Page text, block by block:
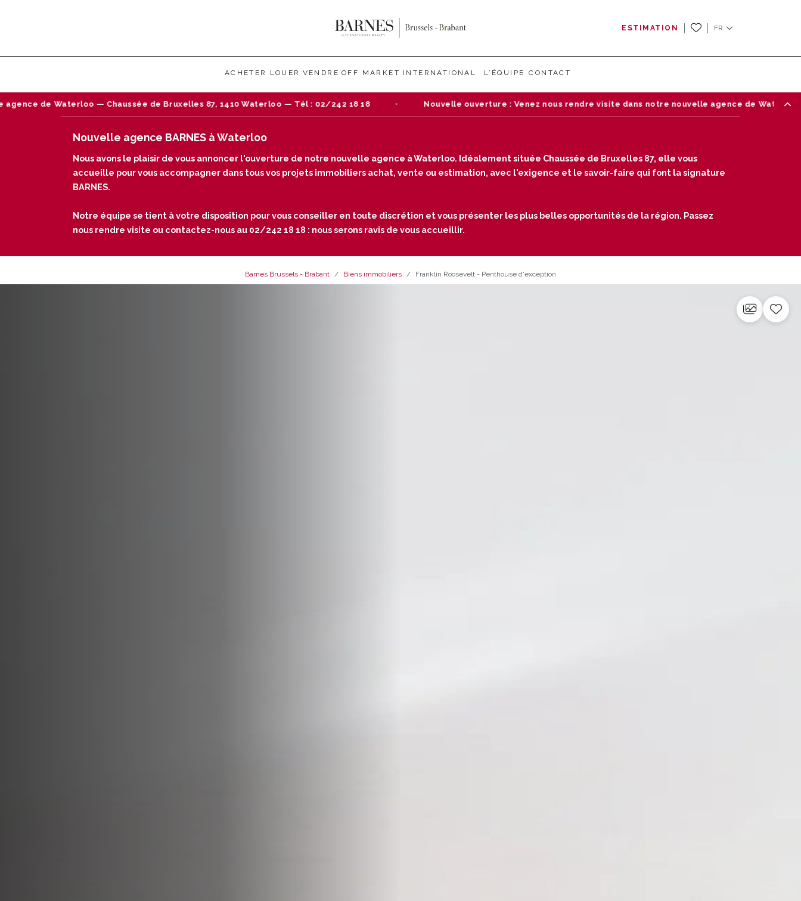
ESTIMATION FR
ACHETER LOUER VENDRE OFF MARKET INTERNATIONAL L’ÉQUIPE CONTACT
de Bruxelles 87, 1410 Waterloo — Tél : 02/242 18 18 Nouvelle ouverture : Venez nous rendre visite dans notre nouvelle agence de Waterloo — Chaussée de Bruxelles
Nouvelle agence BARNES à Waterloo
Nous avons le plaisir de vous annoncer l'ouverture de notre nouvelle agence à Waterloo. Idéalement située Chaussée de Bruxelles 87, elle vous
accueille pour vous accompagner dans tous vos projets immobiliers achat, vente ou estimation, avec l'exigence et le savoir-faire qui font la signature
BARNES.
Notre équipe se tient à votre disposition pour vous conseiller en toute discrétion et vous présenter les plus belles opportunités de la région. Passez
nous rendre visite ou contactez-nous au 02/242 18 18 : nous serons ravis de vous accueillir.
Barnes Brussels - Brabant Biens immobiliers Franklin Roosevelt - Penthouse d'exception